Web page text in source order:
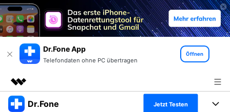
Dr.Fone App
Telefondaten ohne PC übertragen
Öffnen
Top-Produkte
Dr.Fone Jetzt Testen